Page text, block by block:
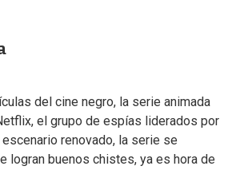
del cine negro, la serie animada
el grupo de espías liderados por
renovado, la serie se
logran buenos chistes, ya es hora de